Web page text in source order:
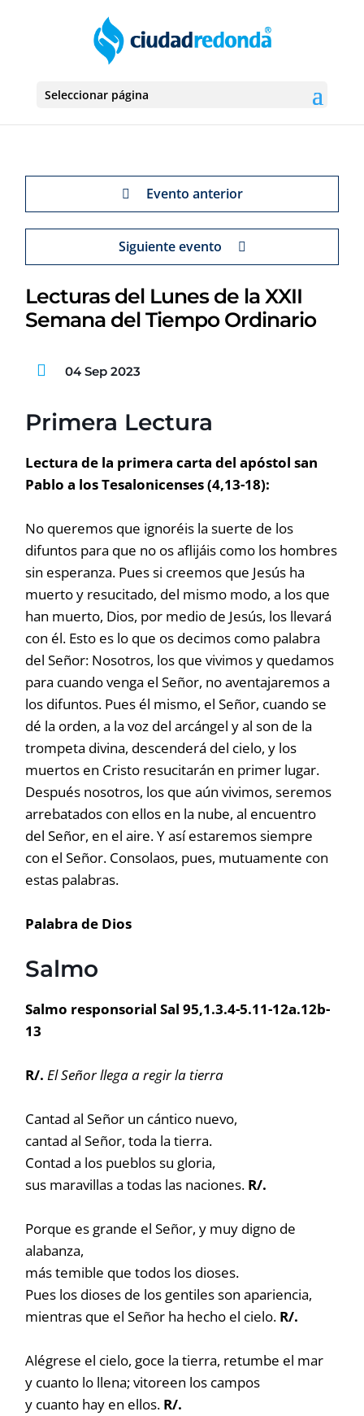
Seleccionar página
Evento anterior
Siguiente evento
Lecturas del Lunes de la XXII
Semana del Tiempo Ordinario
04 Sep 2023
Primera Lectura
Lectura de la primera carta del apóstol san
Pablo a los Tesalonicenses (4,13-18):
No queremos que ignoréis la suerte de los
difuntos para que no os aflijáis como los hombres
sin esperanza. Pues si creemos que Jesús ha
muerto y resucitado, del mismo modo, a los que
han muerto, Dios, por medio de Jesús, los llevará
con él. Esto es lo que os decimos como palabra
del Señor: Nosotros, los que vivimos y quedamos
para cuando venga el Señor, no aventajaremos a
los difuntos. Pues él mismo, el Señor, cuando se
dé la orden, a la voz del arcángel y al son de la
trompeta divina, descenderá del cielo, y los
muertos en Cristo resucitarán en primer lugar.
Después nosotros, los que aún vivimos, seremos
arrebatados con ellos en la nube, al encuentro
del Señor, en el aire. Y así estaremos siempre
con el Señor. Consolaos, pues, mutuamente con
estas palabras.
Palabra de Dios
Salmo
Salmo responsorial Sal 95,1.3.4-5.11-12a.12b-
13
R/. El Señor llega a regir la tierra
Cantad al Señor un cántico nuevo,
cantad al Señor, toda la tierra.
Contad a los pueblos su gloria,
sus maravillas a todas las naciones. R/.
Porque es grande el Señor, y muy digno de
alabanza,
más temible que todos los dioses.
Pues los dioses de los gentiles son apariencia,
mientras que el Señor ha hecho el cielo. R/.
Alégrese el cielo, goce la tierra, retumbe el mar
y cuanto lo llena; vitoreen los campos
y cuanto hay en ellos. R/.